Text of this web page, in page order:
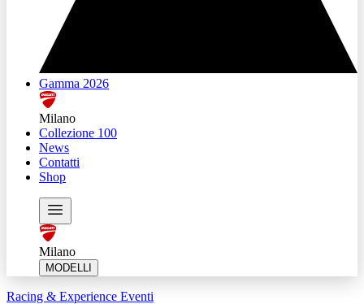
Gamma 2026
Milano
Collezione 100
News
Contatti
Shop
Milano
MODELLI
Racing & Experience Eventi